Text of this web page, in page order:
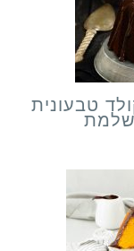
טבעונית